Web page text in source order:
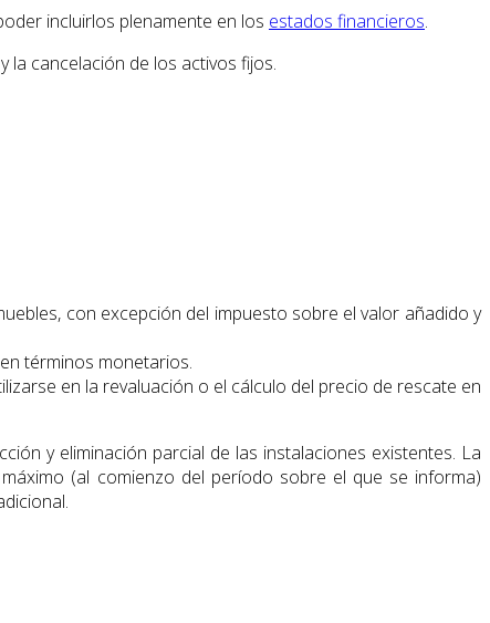
incluirlos plenamente en los estados financieros.
la cancelación de los activos fijos.
con excepción del impuesto sobre el valor añadido y
términos monetarios.
en la revaluación o el cálculo del precio de rescate en
y eliminación parcial de las instalaciones existentes. La
(al comienzo del período sobre el que se informa)